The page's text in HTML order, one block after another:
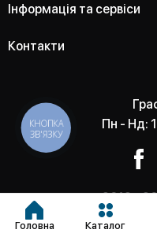
Інформація та сервіси
Контакти
Пн - Нд:
2012 -
Магазин
Головна Каталог
КНОПКА
ЗВ'ЯЗКУ